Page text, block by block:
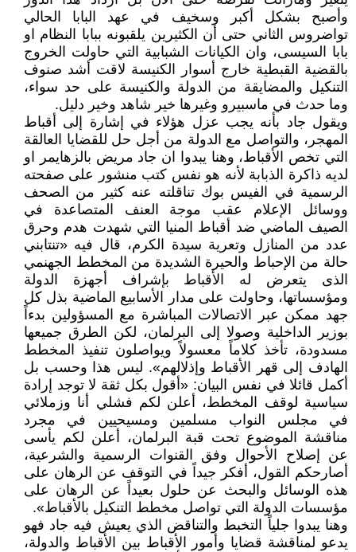
وأصبح بشكل أكبر وسخيف في عهد البابا الحالي
تواضروس الثاني حتى أن الكثيرين يلقبونه ببابا النظام او
بابا السيسى، وان الكيانات الشبابية التي حاولت الخروج
بالقضية القبطية خارج أسوار الكنيسة لاقت أشد صنوف
التنكيل والمضايقة من الدولة والكنيسة على حد سواء،
وما حدث في ماسبيرو وغيرها خير شاهد وخير دليل.
ويقول جاد بأنه يجب عزل هؤلاء في إشارة إلى أقباط
المهجر، والتواصل مع الدولة من أجل حل للقضايا العالقة
التي تخص الأقباط، وهنا يبدوا ان جاد مريض بالزهايمر او
لديه ذاكرة الذبابة لأنه هو نفس كتب منشور على صفحته
الرسمية في الفيس بوك تناقلته عنه كثير من الصحف
ووسائل الإعلام عقب موجة العنف المتصاعدة في
الصيف الماضي ضد أقباط المنيا التي شهدت هدم وحرق
عدد من المنازل وتعرية سيدة الكرم، قال فيه «تنتابني
حالة من الإحباط والحيرة الشديدة من المخطط الجهنمي
الذى يتعرض له الأقباط بإشراف أجهزة الدولة
ومؤسساتها، وحاولت على مدار الأسابيع الماضية بذل كل
جهد ممكن عبر الاتصالات المباشرة مع المسؤولين بدءاً
بوزير الداخلية وصولا إلى البرلمان، لكن الطرق جميعها
مسدودة، تأخذ كلاماً معسولاً ويواصلون تنفيذ المخطط
الهادف إلى قهر الأقباط وإذلالهم». ليس هذا وحسب بل
أكمل قائلا في نفس البيان: «أقول بكل ثقة لا توجد إرادة
سياسية لوقف المخطط، أعلن لكم فشلي أنا وزملائي
في مجلس النواب مسلمين ومسيحيين في مجرد
مناقشة الموضوع تحت قبة البرلمان، أعلن لكم يأسى
عن إصلاح الأحوال وفق القنوات الرسمية والشرعية،
أصارحكم القول، أفكر جيداً في التوقف عن الرهان على
هذه الوسائل والبحث عن حلول بعيداً عن الرهان على
مؤسسات الدولة التي تواصل مخطط التنكيل بالأقباط».
وهنا يبدوا جلياً التخبط والتناقض الذي يعيش فيه جاد فهو
يدعو لمناقشة قضايا وأمور الأقباط بين الأقباط والدولة،